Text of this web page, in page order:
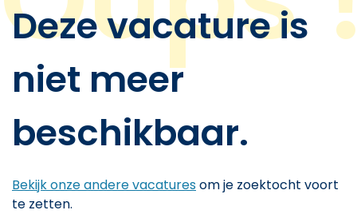
Deze vacature is
niet meer
beschikbaar.
Bekijk onze andere vacaturesom je zoektocht voort
te zetten.